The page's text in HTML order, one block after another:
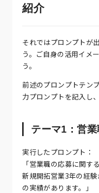
紹介
それではプロンプトが
う。ご自身の活用イメ
う。
前述のプロンプトテン
力プロンプトを記入し
テーマ1：営
実行したプロンプト：
「営業職の応募に関す
新規開拓営業3年の経
の実績があります。」